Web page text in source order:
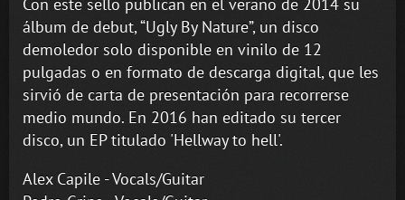
álbum de debut, “Ugly By Nature”, un disco
demoledor solo disponible en vinilo de 12
pulgadas o en formato de descarga digital, que les
sirvió de carta de presentación para recorrerse
medio mundo. En 2016 han editado su tercer
disco, un EP titulado 'Hellway to hell'.
Alex Capile - Vocals/Guitar